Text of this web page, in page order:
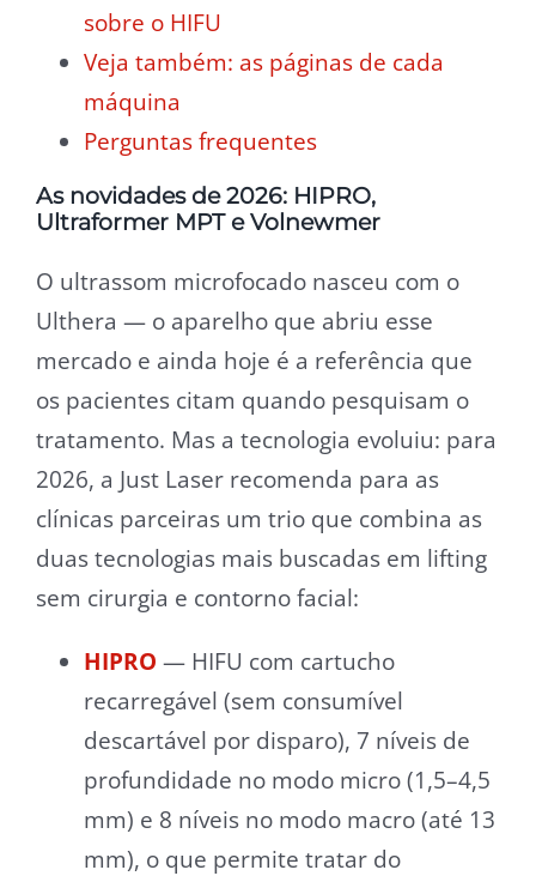
sobre o HIFU
Veja também: as páginas de cada
máquina
Perguntas frequentes
As novidades de 2026: HIPRO,
Ultraformer MPT e Volnewmer
O ultrassom microfocado nasceu com o
Ulthera — o aparelho que abriu esse
mercado e ainda hoje é a referência que
os pacientes citam quando pesquisam o
tratamento. Mas a tecnologia evoluiu: para
2026, a Just Laser recomenda para as
clínicas parceiras um trio que combina as
duas tecnologias mais buscadas em lifting
sem cirurgia e contorno facial:
HIPRO — HIFU com cartucho
recarregável (sem consumível
descartável por disparo), 7 níveis de
profundidade no modo micro (1,5–4,5
mm) e 8 níveis no modo macro (até 13
mm), o que permite tratar do